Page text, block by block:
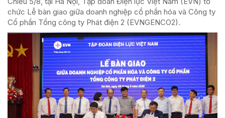
chức Lễ bàn giao giữa doanh nghiệp cổ phần hóa và Công ty
Cổ phần Tổng công ty Phát điện 2 (EVNGENCO2).